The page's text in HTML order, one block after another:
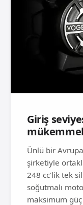
Giriş
Ünlü bir
şirketiyle
248 cc'lik tek
soğutmalı
maksimum